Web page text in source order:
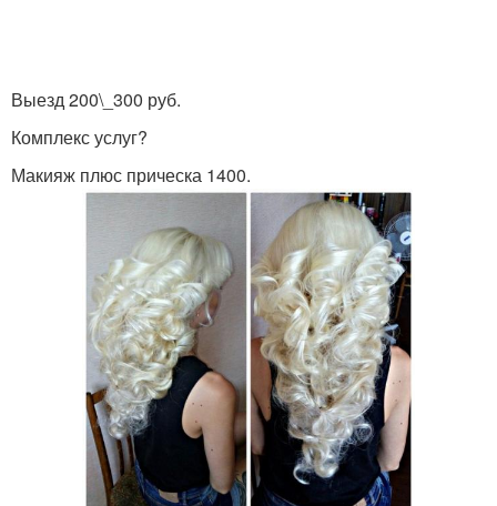
Выезд 200\_300 руб.
Комплекс услуг?
Макияж плюс прическа 1400.